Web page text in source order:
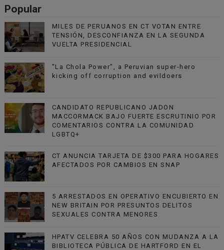
Popular
MILES DE PERUANOS EN CT VOTAN ENTRE
TENSIÓN, DESCONFIANZA EN LA SEGUNDA
VUELTA PRESIDENCIAL
"La Chola Power", a Peruvian super-hero
kicking off corruption and evildoers
CANDIDATO REPUBLICANO JADON
MACCORMACK BAJO FUERTE ESCRUTINIO POR
COMENTARIOS CONTRA LA COMUNIDAD
LGBTQ+
CT ANUNCIA TARJETA DE $300 PARA HOGARES
AFECTADOS POR CAMBIOS EN SNAP
5 ARRESTADOS EN OPERATIVO ENCUBIERTO EN
NEW BRITAIN POR PRESUNTOS DELITOS
SEXUALES CONTRA MENORES
HPATV CELEBRA 50 AÑOS CON MUDANZA A LA
BIBLIOTECA PÚBLICA DE HARTFORD EN EL